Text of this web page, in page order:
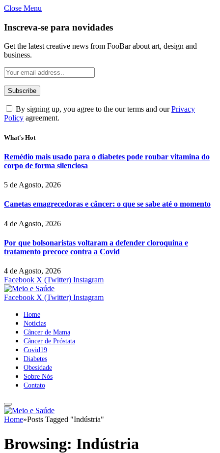
Close Menu
Inscreva-se para novidades
Get the latest creative news from FooBar about art, design and
business.
By signing up, you agree to the our terms and ourPrivacy
Policy agreement.
What's Hot
Remédio mais usado para o diabetes pode roubar vitamina do
corpo de forma silenciosa
5 de Agosto, 2026
Canetas emagrecedoras e câncer: o que se sabe até o momento
4 de Agosto, 2026
Por que bolsonaristas voltaram a defender cloroquina e
tratamento precoce contra a Covid
4 de Agosto, 2026
Facebook X (Twitter) Instagram
Facebook X (Twitter) Instagram
Home
Notícias
Câncer de Mama
Câncer de Próstata
Covid19
Diabetes
Obesidade
Sobre Nós
Contato
Home»Posts Tagged "Indústria"
Browsing: Indústria